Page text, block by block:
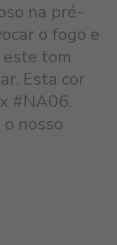
na pré-
o fogo e
este tom
Esta cor
#NA06.
nosso